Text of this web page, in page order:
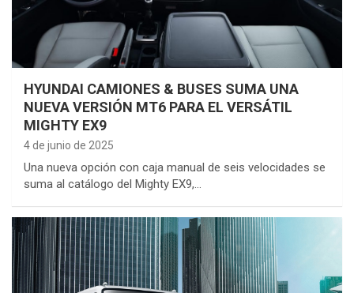
HYUNDAI CAMIONES & BUSES SUMA UNA
NUEVA VERSIÓN MT6 PARA EL VERSÁTIL
MIGHTY EX9
4 de junio de 2025
Una nueva opción con caja manual de seis velocidades se
suma al catálogo del Mighty EX9,…